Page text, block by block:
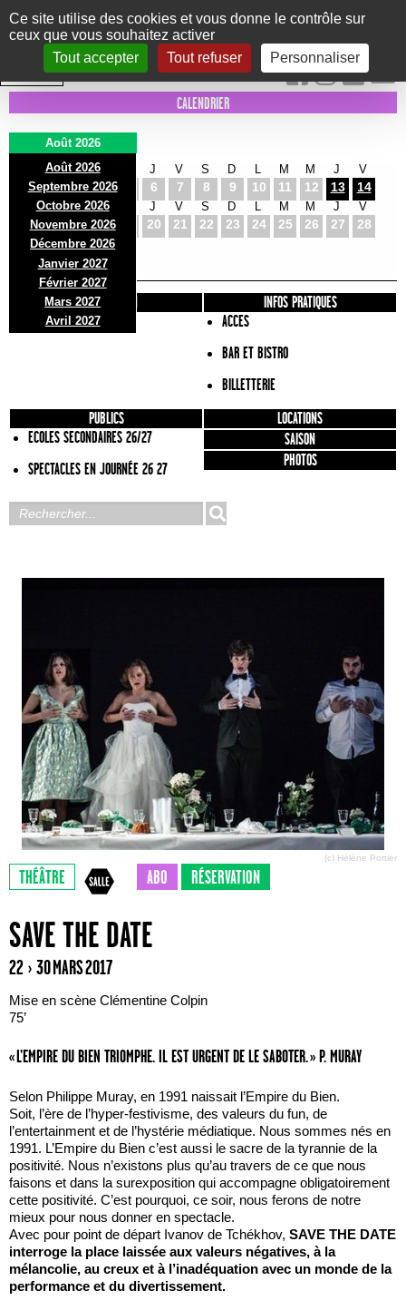
Panneau de gestion des cookies
Ce site utilise des cookies et vous donne le contrôle sur
ceux que vous souhaitez activer
Tout accepter
Tout refuser Personnaliser
Le Marni
CONCERTS DANSE/CIRQUE THÉÂTRE KIDS EXPOS EVENTS
INTRA MUROS
CALENDRIER
Août 2026
Août 2026
Septembre 2026
Octobre 2026
Novembre 2026
Décembre 2026
Janvier 2027
Février 2027
Mars 2027
Avril 2027
D
2
L
3
M
4
J
6
V
7
S
8
D
9 10
M
11
M
12
J
13
V
14
D
16
L
17
M
18
J
20
V
21
S
22
D
23 24
M
25
M
26
J
27
V
28
D
30
L
31
PRÉSENTATION
INFOS PRATIQUES
ACCES
BAR ET BISTRO
BILLETTERIE
PUBLICS
ECOLES SECONDAIRES 26/27
SPECTACLES EN JOURNÉE 26 27
LOCATIONS
SAISON
PHOTOS
(c) Hélène Portier
THÉÂTRE ABO RÉSERVATION
SAVE THE DATE
22 › 30 MARS 2017
Mise en scène Clémentine Colpin
75’
« L’EMPIRE DU BIEN TRIOMPHE. IL EST URGENT DE LE SABOTER. » P. MURAY
Selon Philippe Muray, en 1991 naissait l’Empire du Bien.
Soit, l’ère de l’hyper-festivisme, des valeurs du fun, de
l’entertainment et de l’hystérie médiatique. Nous sommes nés en
1991. L’Empire du Bien c’est aussi le sacre de la tyrannie de la
positivité. Nous n’existons plus qu’au travers de ce que nous
faisons et dans la surexposition qui accompagne obligatoirement
cette positivité. C’est pourquoi, ce soir, nous ferons de notre
mieux pour nous donner en spectacle.
Avec pour point de départ Ivanov de Tchékhov, SAVE THE DATE
interroge la place laissée aux valeurs négatives, à la
mélancolie, au creux et à l’inadéquation avec un monde de la
performance et du divertissement.